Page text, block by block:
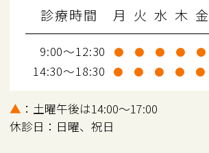
診療時間 月 火 水 木 金
9:00～12:30 ● ● ● ● ●
14:30～18:30 ● ● ● ● ●
▲ ：土曜午後は14:00～17:00
休診日：日曜、祝日